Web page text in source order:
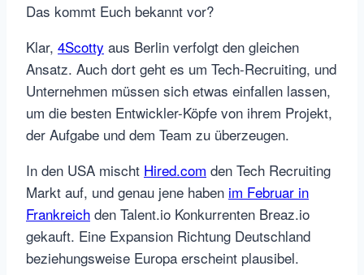
Das kommt Euch bekannt vor?
Klar, 4Scotty aus Berlin verfolgt den gleichen
Ansatz. Auch dort geht es um Tech-Recruiting, und
Unternehmen müssen sich etwas einfallen lassen,
um die besten Entwickler-Köpfe von ihrem Projekt,
der Aufgabe und dem Team zu überzeugen.
In den USA mischt Hired.com den Tech Recruiting
Markt auf, und genau jene haben im Februar in
Frankreich den Talent.io Konkurrenten Breaz.io
gekauft. Eine Expansion Richtung Deutschland
beziehungsweise Europa erscheint plausibel.